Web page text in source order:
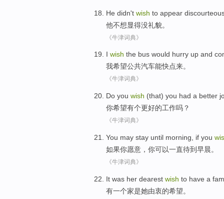
He didn't wish to appear
他不想显得没礼貌。
《牛津词典》
I wish the bus would hurry up and
我希望公共汽车能快点来。
《牛津词典》
Do you wish (that) you had a better
你希望有个更好的工作吗？
《牛津词典》
You may stay until morning if you
如果你愿意 ，你可以一直待到早晨。
《牛津词典》
It was her dearest wish to have a
有一个家是她由衷的希望。